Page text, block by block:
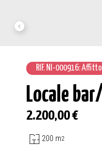
RIF. NI-000916: Affitto
Locale
2.200,00 €
200 m2